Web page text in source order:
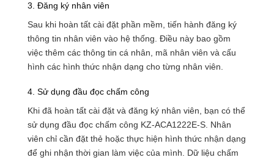
3. Đăng ký nhân viên
Sau khi hoàn tất cài đặt phần mềm, tiến hành đăng ký
thông tin nhân viên vào hệ thống. Điều này bao gồm
việc thêm các thông tin cá nhân, mã nhân viên và cấu
hình các hình thức nhận dạng cho từng nhân viên.
4. Sử dụng đầu đọc chấm công
Khi đã hoàn tất cài đặt và đăng ký nhân viên, bạn có thể
sử dụng đầu đọc chấm công KZ-ACA1222E-S. Nhân
viên chỉ cần đặt thẻ hoặc thực hiện hình thức nhận dạng
để ghi nhận thời gian làm việc của mình. Dữ liệu chấm